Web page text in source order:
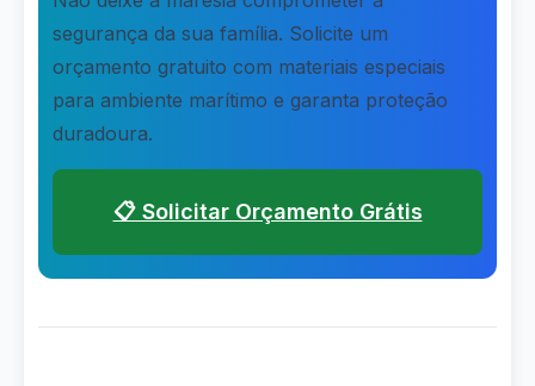
segurança da sua família. Solicite um
orçamento gratuito com materiais especiais
para ambiente marítimo e garanta proteção
duradoura.
📋 Solicitar Orçamento Grátis